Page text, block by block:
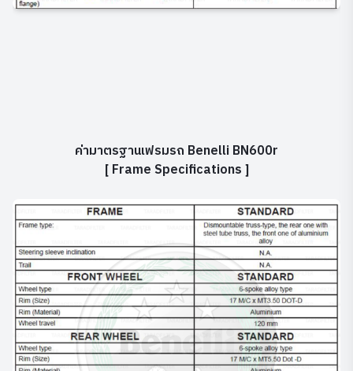
ค่ามาตรฐานเฟรมรถ Benelli BN600r
[ Frame Specifications ]